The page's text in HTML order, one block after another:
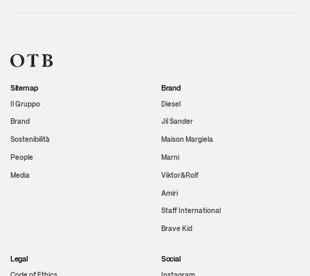
Sitemap
Il Gruppo
Brand
Sostenibilità
People
Media
Brand
Diesel
Jil Sander
Maison Margiela
Marni
Viktor&Rolf
Amiri
Staff International
Brave Kid
Legal
Social